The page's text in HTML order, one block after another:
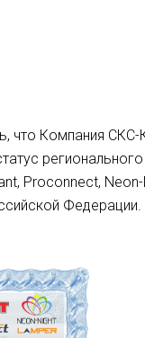
что Компания СКС-
Proconnect,
Федерации.